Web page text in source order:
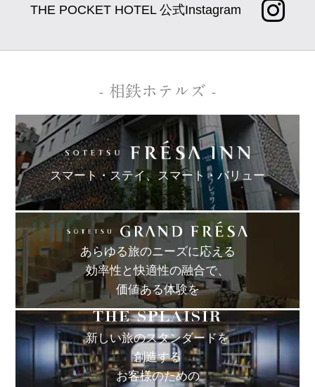
THE POCKET HOTEL 公式Instagram
- 相鉄ホテルズ -
スマート・ステイ、 スマート・バリュー
あらゆる旅のニーズに応える
効率性と快適性の融合で、
価値ある体験を
新しい旅のスタンダードを
創造する
お客様のための